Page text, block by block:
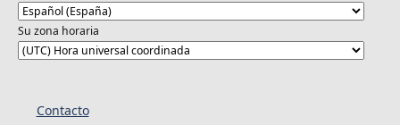
Su zona horaria
Contacto